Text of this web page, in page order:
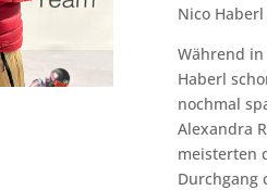
Nico
Während
Haberl
nochmal
Alexandra
meisterten
Durchgang